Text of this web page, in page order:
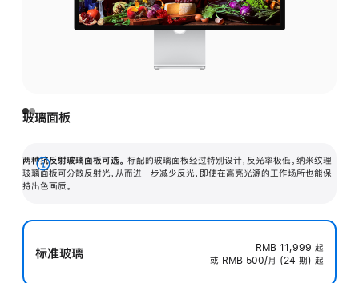
玻璃面板
两种抗反射玻璃面板可选。 标配的玻璃面板经过特别设计，反光率极低。纳米纹理
玻璃面板可分散反射光，从而进一步减少反光，即使在高亮光源的工作场所也能保
持出色画质。
展
开
标准玻璃 RMB 11,999 起
或 RMB 500/月 (24 期) 起